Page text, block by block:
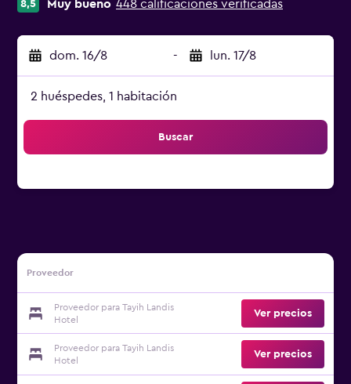
8,5 Muy bueno 448 calificaciones verificadas
dom. 16/8 - lun. 17/8
2 huéspedes, 1 habitación
Buscar
Proveedor
Proveedor para Tayih Landis
Hotel
Ver precios
Proveedor para Tayih Landis
Hotel
Ver precios